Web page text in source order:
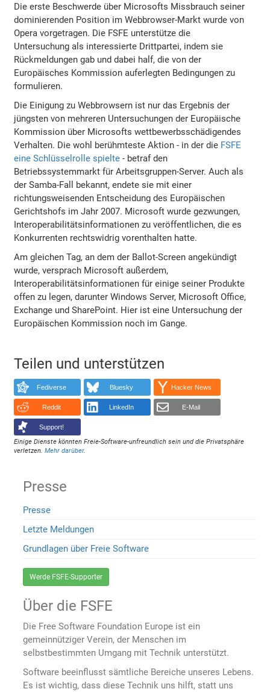
Die erste Beschwerde über Microsofts Missbrauch seiner
dominierenden Position im Webbrowser-Markt wurde von
Opera vorgetragen. Die FSFE unterstütze die
Untersuchung als interessierte Drittpartei, indem sie
Rückmeldungen gab und dabei half, die von der
Europäisches Kommission auferlegten Bedingungen zu
formulieren.
Die Einigung zu Webbrowsern ist nur das Ergebnis der
jüngsten von mehreren Untersuchungen der Europäische
Kommission über Microsofts wettbewerbsschädigendes
Verhalten. Die wohl berühmteste Aktion - in der die FSFE
eine Schlüsselrolle spielte - betraf den
Betriebssystemmarkt für Arbeitsgruppen-Server. Auch als
der Samba-Fall bekannt, endete sie mit einer
richtungsweisenden Entscheidung des Europäischen
Gerichtshofs im Jahr 2007. Microsoft wurde gezwungen,
Interoperabilitätsinformationen zu veröffentlichen, die es
Konkurrenten rechtswidrig vorenthalten hatte.
Am gleichen Tag, an dem der Ballot-Screen angekündigt
wurde, versprach Microsoft außerdem,
Interoperabilitätsinformationen für einige seiner Produkte
offen zu legen, darunter Windows Server, Microsoft Office,
Exchange und SharePoint. Hier ist eine Untersuchung der
Europäischen Kommission noch im Gange.
Teilen und unterstützen
Fediverse Bluesky Hacker News
Reddit LinkedIn E-Mail
Support!
Einige Dienste könnten Freie-Software-unfreundlich sein und die Privatsphäre
verletzen.Mehr darüber.
Presse
Presse
Letzte Meldungen
Grundlagen über Freie Software
Werde FSFE-Supporter
Über die FSFE
Die Free Software Foundation Europe ist ein
gemeinnütziger Verein, der Menschen im
selbstbestimmten Umgang mit Technik unterstützt.
Software beeinflusst sämtliche Bereiche unseres Lebens.
Es ist wichtig, dass diese Technik uns hilft, statt uns